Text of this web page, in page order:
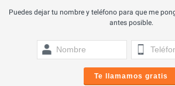
Puedes dejar tu nombre y teléfono para que me
antes posible.
Te llamamos gratis